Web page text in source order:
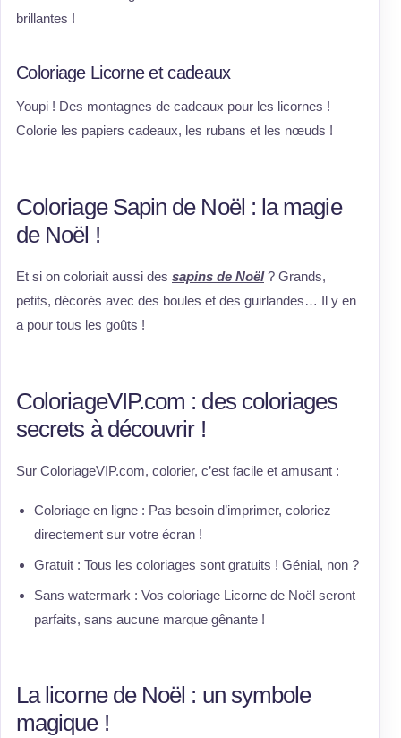
brillantes !
Coloriage Licorne et cadeaux
Youpi ! Des montagnes de cadeaux pour les licornes !
Colorie les papiers cadeaux, les rubans et les nœuds !
Coloriage Sapin de Noël : la magie
de Noël !
Et si on coloriait aussi des sapins de Noël? Grands,
petits, décorés avec des boules et des guirlandes… Il y en
a pour tous les goûts !
ColoriageVIP.com : des coloriages
secrets à découvrir !
Sur ColoriageVIP.com, colorier, c’est facile et amusant :
Coloriage en ligne : Pas besoin d’imprimer, coloriez
directement sur votre écran !
Gratuit : Tous les coloriages sont gratuits ! Génial, non ?
Sans watermark : Vos coloriage Licorne de Noël seront
parfaits, sans aucune marque gênante !
La licorne de Noël : un symbole
magique !